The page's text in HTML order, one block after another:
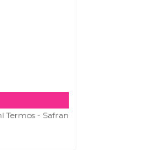
Termos - Safran